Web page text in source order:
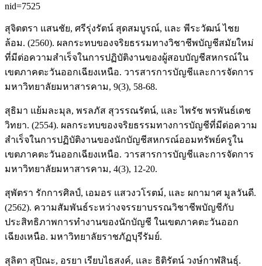
nid=7525
สุจิตตรา แสนชัย, ศรีรุ่งรัตน์ สุดสมบูรณ์, และ พีระวัฒน์ ไชย
ล้อม. (2560). ผลกระทบของจริยธรรมทางวิชาชีพบัญชีสมัยใหม่
ที่มีต่อความสําเร็จในการปฏิบัติงานของผู้สอบบัญชีสหกรณ์ใน
เขตภาคตะวันออกเฉียงเหนือ. วารสารการบัญชีและการจัดการ
มหาวิทยาลัยมหาสารคาม, 9(3), 58-68.
สุธิมา แย้มละมุล, พรลภัส สุวรรณรัตน์, และ ไพรัช พรพันธ์เดช
วิทยา. (2554). ผลกระทบของจริยธรรมทางการบัญชีที่มีต่อความ
สำเร็จในการปฏิบัติงานของนักบัญชีสหกรณ์ออมทรัพย์ครูใน
เขตภาคตะวันออกเฉียงเหนือ. วารสารการบัญชีและการจัดการ
มหาวิทยาลัยมหาสารคาม, 4(3), 12-20.
สุพัตรา รักการศิลป์, เอมอร แสวงวโรตม์, และ ผกามาศ มูลวันดี.
(2562). ความสัมพันธ์ระหว่างจรรยาบรรณวิชาชีพบัญชีกับ
ประสิทธิภาพการทำงานของนักบัญชี ในเขตภาคตะวันออก
เฉียงเหนือ. มหาวิทยาลัยราชภัฏบุรีรัมย์.
สุลิตา สุปิณะ, อรยา เรียบไธสงค์, และ ธิติรัตน์ วงษ์กาฬสินธุ์.